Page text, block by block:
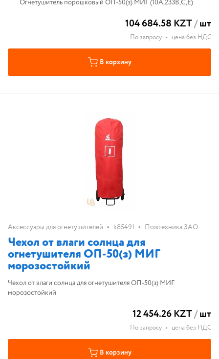
Огнетушитель порошковый ОП-50(з) МИГ (10А,233В,С,Е)
104 684.58 KZT/шт
По запросу • цена без НДС
В корзину
Аксессуары для огнетушителей • k85491 • Пожтехника ЗАО
Чехол от влаги солнца для
огнетушителя ОП-50(з) МИГ
морозостойкий
Чехол от влаги солнца для огнетушителя ОП-50(з) МИГ
морозостойкий
12 454.26 KZT/шт
По запросу • цена без НДС
В корзину